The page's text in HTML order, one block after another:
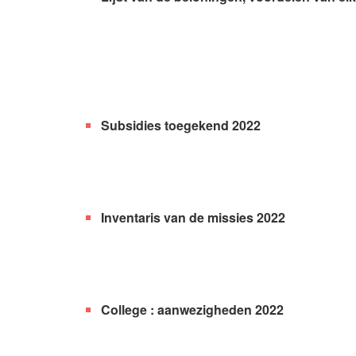
Subsidies toegekend 2022
Inventaris van de missies 2022
College : aanwezigheden 2022